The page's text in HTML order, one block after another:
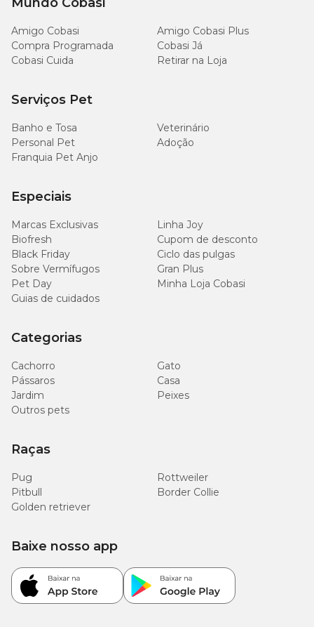
Amigo Cobasi
Amigo Cobasi Plus
Compra Programada
Cobasi Já
Cobasi Cuida
Retirar na Loja
Serviços Pet
Banho e Tosa
Veterinário
Personal Pet
Adoção
Franquia Pet Anjo
Especiais
Marcas Exclusivas
Linha Joy
Biofresh
Cupom de desconto
Black Friday
Ciclo das pulgas
Sobre Vermífugos
Gran Plus
Pet Day
Minha Loja Cobasi
Guias de cuidados
Categorias
Cachorro
Gato
Pássaros
Casa
Jardim
Peixes
Outros pets
Raças
Pug
Rottweiler
Pitbull
Border Collie
Golden retriever
Baixe nosso app